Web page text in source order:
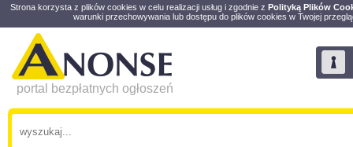
Strona korzysta z plików cookies w celu realizacji usług i zgodnie z Polityką Plików
warunki przechowywania lub dostępu do plików cookies w Twojej
portal bezpłatnych ogłoszeń